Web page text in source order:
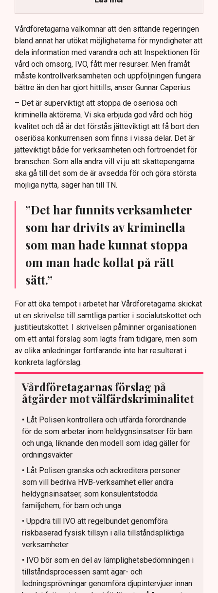
Stockholms stad ses som ett gott exempel när det
kommer till effektiv kontroll av vårdinrättningar.
Framtida lagstiftning bör möjliggöra kontinuerlig
kontroll av anställda inom vården, anser
Vårdföretagarna.
Vårdföretagarna välkomnar att den sittande regeringen
bland annat har utökat möjligheterna för myndigheter att
dela information med varandra och att Inspektionen för
vård och omsorg, IVO, fått mer resurser. Men framåt
måste kontrollverksamheten och uppföljningen fungera
bättre än den har gjort hittills, anser Gunnar Caperius.
– Det är superviktigt att stoppa de oseriösa och
kriminella aktörerna. Vi ska erbjuda god vård och hög
kvalitet och då är det förstås jätteviktigt att få bort den
oseriösa konkurrensen som finns i vissa delar. Det är
jätteviktigt både för verksamheten och förtroendet för
branschen. Som alla andra vill vi ju att skattepengarna
ska gå till det som de är avsedda för och göra största
möjliga nytta, säger han till TN.
”Det har funnits verksamheter
som har drivits av kriminella
som man hade kunnat stoppa
om man hade kollat på rätt
sätt.”
För att öka tempot i arbetet har Vårdföretagarna skickat
ut en skrivelse till samtliga partier i socialutskottet och
justitieutskottet. I skrivelsen påminner organisationen
om ett antal förslag som lagts fram tidigare, men som
av olika anledningar fortfarande inte har resulterat i
konkreta lagförslag.
Vårdföretagarnas förslag på
åtgärder mot välfärdskriminalitet
• Låt Polisen kontrollera och utfärda förordnande
för de som arbetar inom heldygnsinsatser för barn
och unga, liknande den modell som idag gäller för
ordningsvakter
• Låt Polisen granska och ackreditera personer
som vill bedriva HVB-verksamhet eller andra
heldygnsinsatser, som konsulentstödda
familjehem, för barn och unga
• Uppdra till IVO att regelbundet genomföra
riskbaserad fysisk tillsyn i alla tillståndspliktiga
verksamheter
• IVO bör som en del av lämplighetsbedömningen i
tillståndsprocessen samt ägar- och
ledningsprövningar genomföra djupintervjuer innan